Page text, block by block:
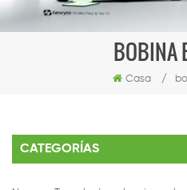
BOBINA
Casa /
CATEGORÍAS